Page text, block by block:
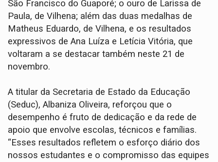
São Francisco do Guaporé; o ouro de Larissa de
Paula, de Vilhena; além das duas medalhas de
Matheus Eduardo, de Vilhena, e os resultados
expressivos de Ana Luíza e Letícia Vitória, que
voltaram a se destacar também neste 21 de
novembro.
A titular da Secretaria de Estado da Educação
(Seduc), Albaniza Oliveira, reforçou que o
desempenho é fruto de dedicação e da rede de
apoio que envolve escolas, técnicos e famílias.
“Esses resultados refletem o esforço diário dos
nossos estudantes e o compromisso das equipes